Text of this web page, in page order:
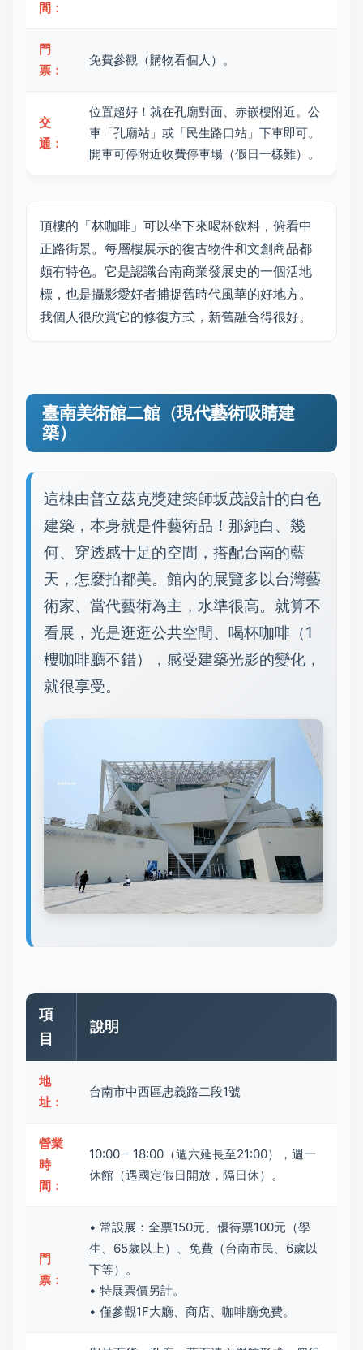
間：
門
票：
免費參觀（購物看個人）。
交
通：
位置超好！就在孔廟對面、赤嵌樓附近。公
車「孔廟站」或「民生路口站」下車即可。
開車可停附近收費停車場（假日一樣難）。
頂樓的「林咖啡」可以坐下來喝杯飲料，俯看中
正路街景。每層樓展示的復古物件和文創商品都
頗有特色。它是認識台南商業發展史的一個活地
標，也是攝影愛好者捕捉舊時代風華的好地方。
我個人很欣賞它的修復方式，新舊融合得很好。
臺南美術館二館（現代藝術吸睛建
築）
這棟由普立茲克獎建築師坂茂設計的白色
建築，本身就是件藝術品！那純白、幾
何、穿透感十足的空間，搭配台南的藍
天，怎麼拍都美。館內的展覽多以台灣藝
術家、當代藝術為主，水準很高。就算不
看展，光是逛逛公共空間、喝杯咖啡（1
樓咖啡廳不錯），感受建築光影的變化，
就很享受。
項
目
說明
地
址：
台南市中西區忠義路二段1號
營業
時
間：
10:00 – 18:00（週六延長至21:00），週一
休館（遇國定假日開放，隔日休）。
門
票：
• 常設展：全票150元、優待票100元（學
生、65歲以上）、免費（台南市民、6歲以
下等）。
• 特展票價另計。
• 僅參觀1F大廳、商店、咖啡廳免費。